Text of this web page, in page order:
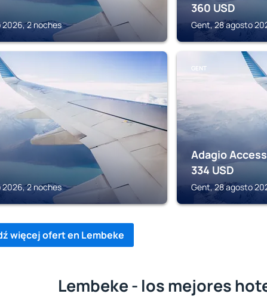
2 noches
360 USD
Gent, 28 agosto
2 noches
GENT
Adagio
334 USD
Gent, 28 agosto
więcej ofert en Lembeke
Lembeke - los mejores